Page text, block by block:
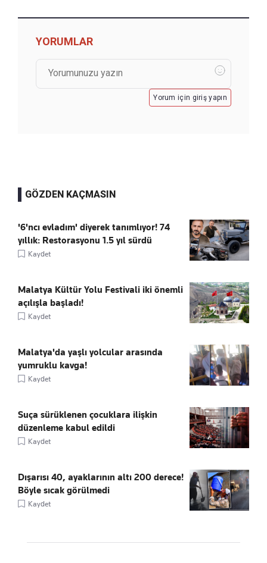
YORUMLAR
Yorum için giriş yapın
GÖZDEN KAÇMASIN
'6'ncı evladım' diyerek tanımlıyor! 74
yıllık: Restorasyonu 1.5 yıl sürdü
Kaydet
Malatya Kültür Yolu Festivali iki önemli
açılışla başladı!
Kaydet
Malatya'da yaşlı yolcular arasında
yumruklu kavga!
Kaydet
Suça sürüklenen çocuklara ilişkin
düzenleme kabul edildi
Kaydet
Dışarısı 40, ayaklarının altı 200 derece!
Böyle sıcak görülmedi
Kaydet